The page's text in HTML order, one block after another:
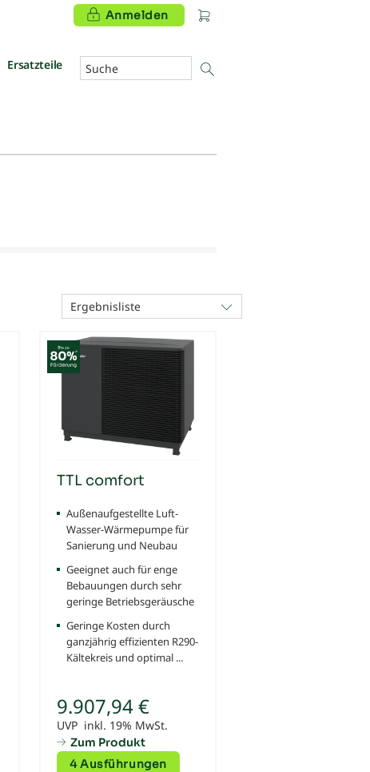
Anmelden
Ersatzteile
Ergebnisliste
TTL comfort
Außenaufgestellte Luft-
Wasser-Wärmepumpe für
Sanierung und Neubau
Geeignet auch für enge
Bebauungen durch sehr
geringe Betriebsgeräusche
Geringe Kosten durch
ganzjährig effizienten R290-
Kältekreis und optimal ...
9.907,94 €
UVP inkl. 19% MwSt.
Zum Produkt
4 Ausführungen